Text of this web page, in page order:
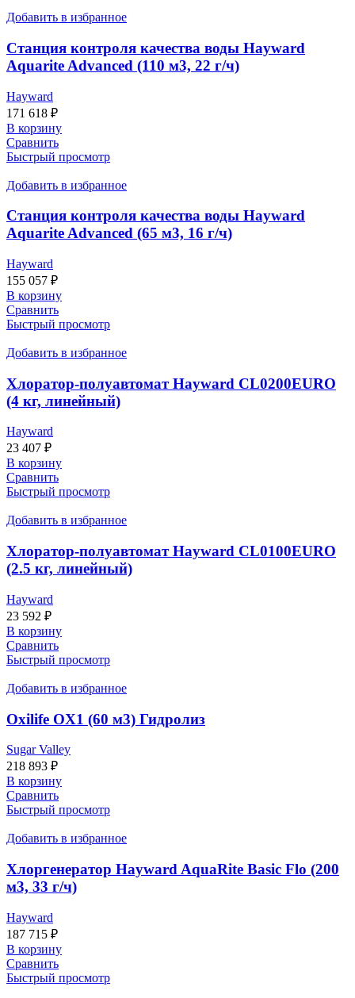
Добавить в избранное
Станция контроля качества воды Hayward
Aquarite Advanced (110 м3, 22 г/ч)
Hayward
171 618 ₽
В корзину
Сравнить
Быстрый просмотр
Добавить в избранное
Станция контроля качества воды Hayward
Aquarite Advanced (65 м3, 16 г/ч)
Hayward
155 057 ₽
В корзину
Сравнить
Быстрый просмотр
Добавить в избранное
Хлоратор-полуавтомат Hayward CL0200EURO
(4 кг, линейный)
Hayward
23 407 ₽
В корзину
Сравнить
Быстрый просмотр
Добавить в избранное
Хлоратор-полуавтомат Hayward CL0100EURO
(2.5 кг, линейный)
Hayward
23 592 ₽
В корзину
Сравнить
Быстрый просмотр
Добавить в избранное
Oxilife OX1 (60 м3) Гидролиз
Sugar Valley
218 893 ₽
В корзину
Сравнить
Быстрый просмотр
Добавить в избранное
Хлоргенератор Hayward AquaRite Basic Flo (200
м3, 33 г/ч)
Hayward
187 715 ₽
В корзину
Сравнить
Быстрый просмотр